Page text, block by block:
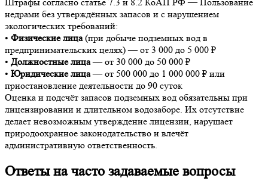
недрами без утверждённых запасов и с нарушением
экологических требований:
• Физические лица(при добыче подземных вод в
предпринимательских целях) — от 3 000 до 5 000 ₽
• Должностные лица— от 30 000 до 50 000 ₽
• Юридические лица— от 500 000 до 1 000 000 ₽ или
приостановление деятельности до 90 суток
Оценка и подсчёт запасов подземных вод обязательны при
лицензировании и длительном водозаборе. Их отсутствие
делает невозможным утверждение лицензии, нарушает
природоохранное законодательство и влечёт
административную ответственность.
Ответы на часто задаваемые вопросы